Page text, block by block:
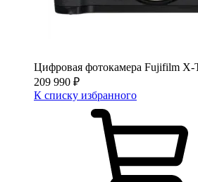
Цифровая фотокамера Fujifilm X-
209 990 ₽
К списку избранного